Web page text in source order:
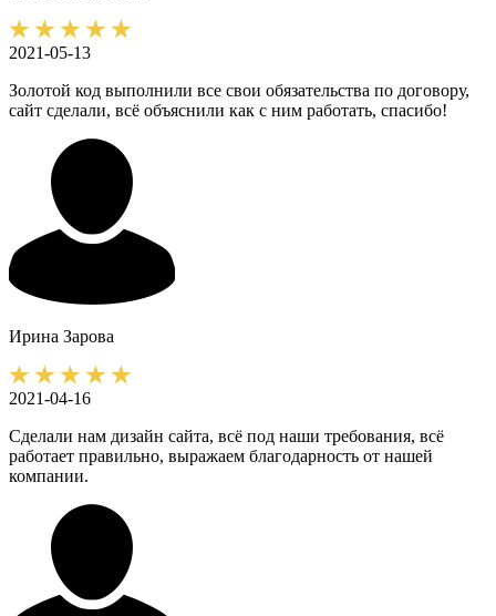
2021-05-13
Золотой код выполнили все свои обязательства по договору,
сайт сделали, всё объяснили как с ним работать, спасибо!
Ирина Зарова
2021-04-16
Сделали нам дизайн сайта, всё под наши требования, всё
работает правильно, выражаем благодарность от нашей
компании.